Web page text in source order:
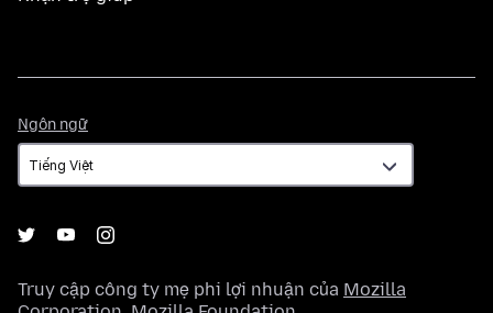
Ngôn ngữ
ngữ
Truy cập công ty mẹ phi lợi nhuận của Mozilla